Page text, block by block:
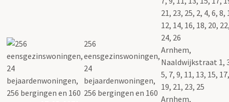
256
eensgezinswoningen,
24
bejaardenwoningen,
256 bergingen en 160
21, 23, 25, 2, 4, 6, 8,
12, 14, 16, 18, 20,
24, 26
Arnhem,
Naaldwijkstraat 1,
5, 7, 9, 11, 13, 15, 17,
19, 21, 23, 25
Arnhem,